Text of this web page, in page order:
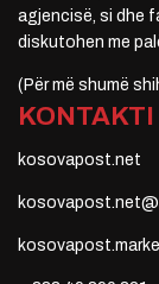
agjencisë, si dhe
diskutohen me
(Për më shumë
KONTAKTI
kosovapost.net